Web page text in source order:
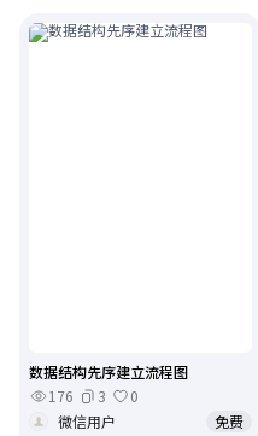
数据结构先序建立流程图
176
3
0
微信用户
免费